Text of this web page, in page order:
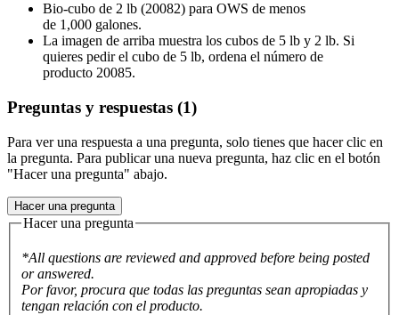
Bio-cubo de 2 lb (20082) para OWS de menos
de 1,000 galones.
La imagen de arriba muestra los cubos de 5 lb y 2 lb. Si
quieres pedir el cubo de 5 lb, ordena el número de
producto 20085.
Preguntas y respuestas (1)
Para ver una respuesta a una pregunta, solo tienes que hacer clic en
la pregunta. Para publicar una nueva pregunta, haz clic en el botón
"Hacer una pregunta" abajo.
Hacer una pregunta
Hacer una pregunta
*All questions are reviewed and approved before being posted
or answered.
Por favor, procura que todas las preguntas sean apropiadas y
tengan relación con el producto.